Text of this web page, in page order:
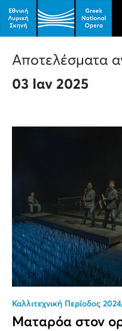
Αποτελέσματα
03 Ιαν 2025
Καλλιτεχνική Περίοδος
Ματαρόα στον